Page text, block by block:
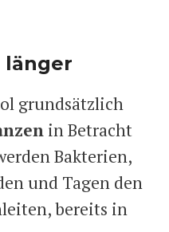
länger
grundsätzlich
in Betracht
Bakterien,
und Tagen den
bereits in